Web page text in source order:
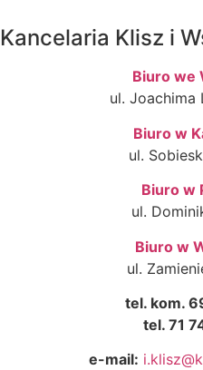
Kancelaria Klisz i
Biuro we
ul. Joachima
Biuro w
ul.
Biuro w
ul.
Biuro w
ul.
tel. kom.
tel. 71
e-mail: